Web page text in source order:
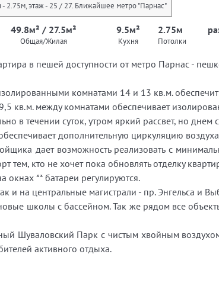
2.75м, этаж - 25 / 27. Ближайшее метро "Парнас"
49.8м² / 27.5м²
Общая/Жилая
9.5м²
Кухня
2.75м
Потолки
в пешей доступности от метро Парнас -
комнатами 14 и 13 кв.м.
кв.м. между комнатами обеспечивает
в течении суток, утром яркий рассвет, но
дополнительную циркуляцию
дает возможность реализовать с
тем, кто не хочет пока обновлять отделку
окнах ** батареи регулируются.
и на центральные магистрали - пр. Энгельса и
школы с бассейном. Так же рядом все
Шуваловский Парк с чистым хвойным
активного отдыха.